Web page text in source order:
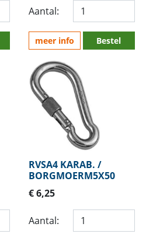
Aantal:
meer info Bestel
RVSA4 KARAB. /
BORGMOERM5X50
€ 6,25
Aantal: